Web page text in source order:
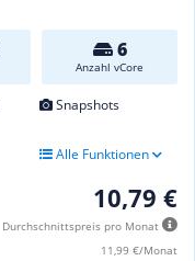
6
Anzahl vCore
Snapshots
Alle Funktionen
10,79 €
Durchschnittspreis pro Monat
11,99 €/Monat